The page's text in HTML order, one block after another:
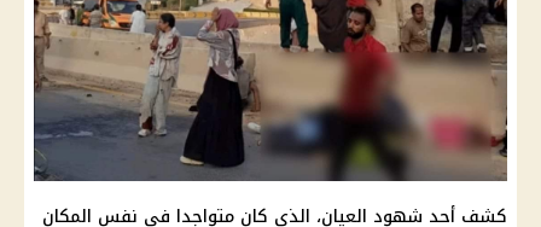
كشف أحد شهود العيان، الذي كان متواجدا في نفس المكان